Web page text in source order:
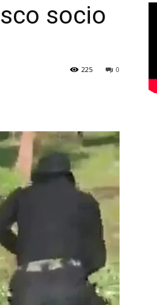
socio
0
225